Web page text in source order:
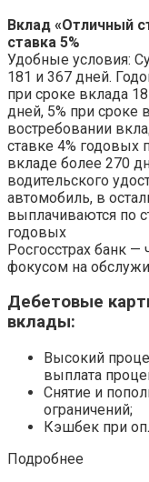
Вклад «Отличный
ставка 5%
Удобные условия:
181 и 367 дней.
при сроке вклада
дней, 5% при сроке
востребовании
ставке 4% годовых
вкладе более 270
водительского
автомобиль, в
выплачиваются по
годовых
Росгосстрах банк —
фокусом на
Дебетовые
вклады:
Высокий
выплата
Снятие и
ограничений;
Кэшбек при
Подробнее